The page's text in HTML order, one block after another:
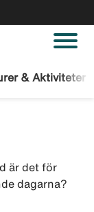
& Aktiviteter
är det för
dagarna?